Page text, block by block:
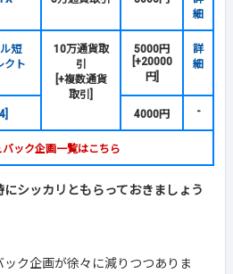
細
短
クト
10万通貨取
引
[+複数通貨
取引]
5000円
[+20000
円]
詳
細
4000円 -
バック企画一覧はこちら
シッカリともらっておきましょう
ク企画が徐々に減りつつありま